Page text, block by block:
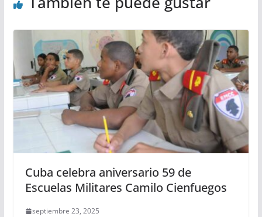
Cuba celebra aniversario 59 de
Escuelas Militares Camilo Cienfuegos
septiembre 23, 2025